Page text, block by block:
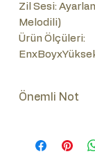
Zil Sesi:
Melodili)
Ürün Ölçüleri:
Önemli Not